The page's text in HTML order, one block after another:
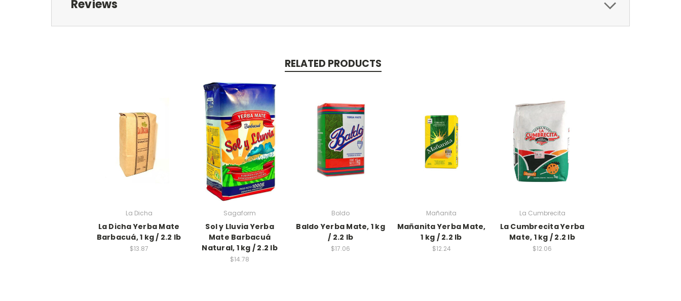
Reviews
RELATED PRODUCTS
La Dicha
La Dicha Yerba Mate
Barbacuá, 1 kg / 2.2 lb
$13.87
Sagaform
Sol y Lluvia Yerba
Mate Barbacuá
Natural, 1 kg / 2.2 lb
$14.78
Boldo
Baldo Yerba Mate, 1 kg
/ 2.2 lb
$17.06
Mañanita
Mañanita Yerba Mate,
1 kg / 2.2 lb
$12.24
La Cumbrecita
La Cumbrecita Yerba
Mate, 1 kg / 2.2 lb
$12.06